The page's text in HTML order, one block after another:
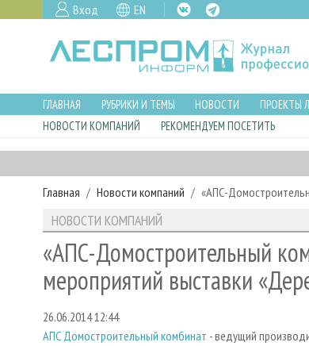
Вход EN
ГЛАВНАЯ РУБРИКИ И ТЕМЫ НОВОСТИ ПРОЕКТЫ
НОВОСТИ КОМПАНИЙ
РЕКОМЕНДУЕМ ПОСЕТИТЬ
Главная Новости компаний «АПС-
НОВОСТИ КОМПАНИЙ
«АПС-Домостроительный
мероприятий выставки
26.06.2014 12:44
АПС Домостроительный комбинат - ведущий